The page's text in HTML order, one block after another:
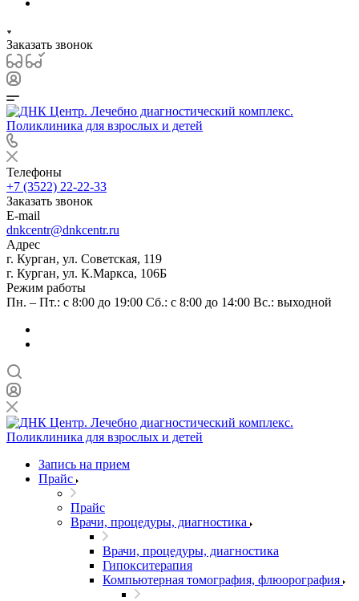
Заказать звонок
Телефоны
+7 (3522) 22-22-33
Заказать звонок
E-mail
dnkcentr@dnkcentr.ru
Адрес
г. Курган, ул. Советская, 119
г. Курган, ул. К.Маркса, 106Б
Режим работы
Пн. – Пт.: с 8:00 до 19:00 Сб.: с 8:00 до 14:00 Вс.: выходной
Запись на прием
Прайс
Прайс
Врачи, процедуры, диагностика
Врачи, процедуры, диагностика
Гипокситерапия
Компьютерная томография, флюорография